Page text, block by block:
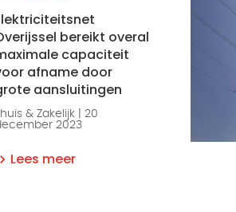
bereikt overal
capaciteit
afname door
aansluitingen
& Zakelijk | 20
2023
Lees meer